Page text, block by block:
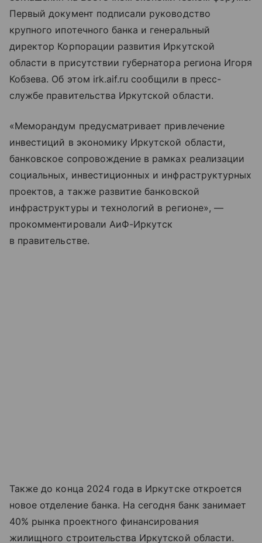
Первый документ подписали руководство
крупного ипотечного банка и генеральный
директор Корпорации развития Иркутской
области в присутствии губернатора региона Игоря
Кобзева. Об этом irk.aif.ru сообщили в пресс-
службе правительства Иркутской области.
«Меморандум предусматривает привлечение
инвестиций в экономику Иркутской области,
банковское сопровождение в рамках реализации
социальных, инвестиционных и инфраструктурных
проектов, а также развитие банковской
инфраструктуры и технологий в регионе», —
прокомментировали АиФ-Иркутск
в правительстве.
Также до конца 2024 года в Иркутске откроется
новое отделение банка. На сегодня банк занимает
40% рынка проектного финансирования
жилищного строительства Иркутской области.